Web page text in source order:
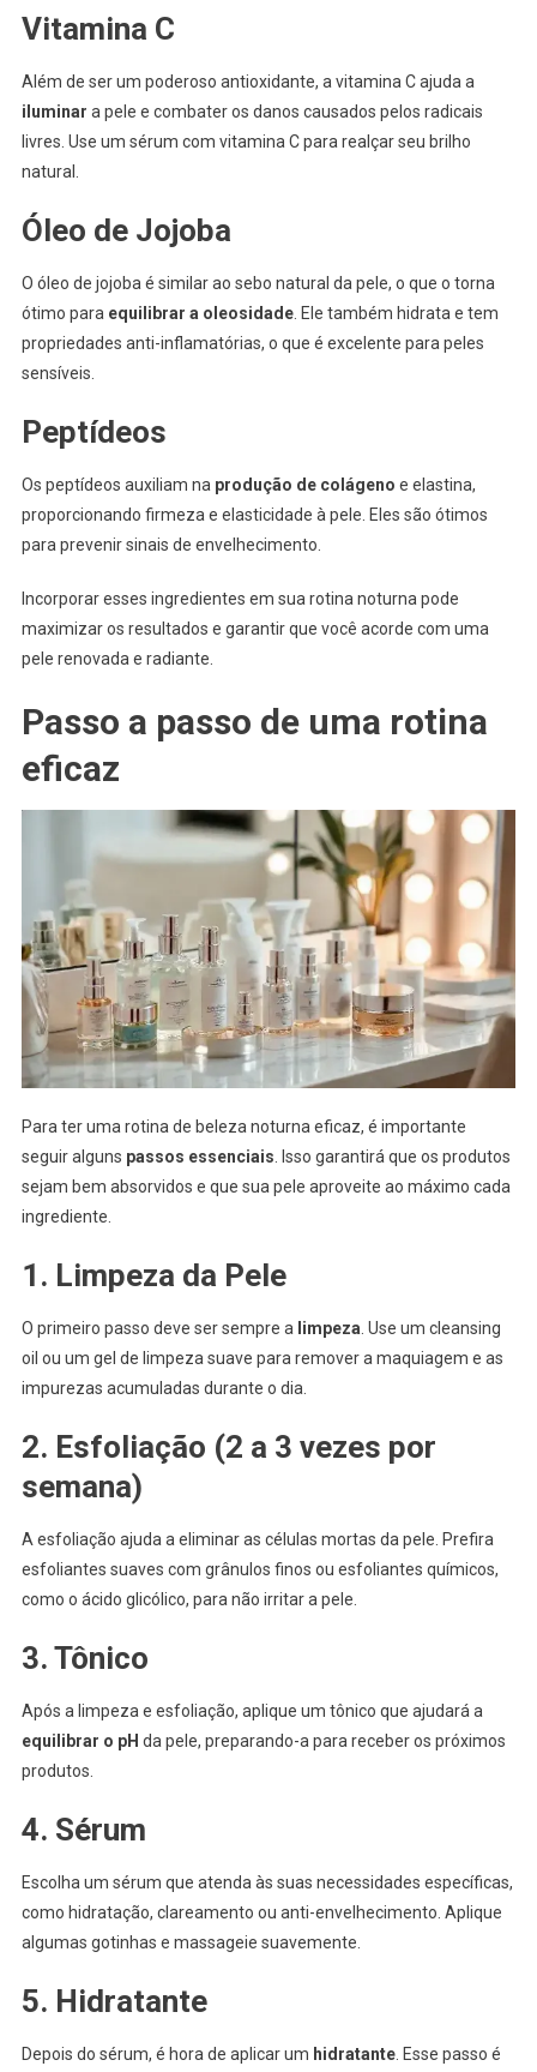
Vitamina C
Além de ser um poderoso antioxidante, a vitamina C ajuda a
iluminar a pele e combater os danos causados pelos radicais
livres. Use um sérum com vitamina C para realçar seu brilho
natural.
Óleo de Jojoba
O óleo de jojoba é similar ao sebo natural da pele, o que o torna
ótimo para equilibrar a oleosidade. Ele também hidrata e tem
propriedades anti-inflamatórias, o que é excelente para peles
sensíveis.
Peptídeos
Os peptídeos auxiliam na produção de colágeno e elastina,
proporcionando firmeza e elasticidade à pele. Eles são ótimos
para prevenir sinais de envelhecimento.
Incorporar esses ingredientes em sua rotina noturna pode
maximizar os resultados e garantir que você acorde com uma
pele renovada e radiante.
Passo a passo de uma rotina
eficaz
Para ter uma rotina de beleza noturna eficaz, é importante
seguir alguns passos essenciais . Isso garantirá que os produtos
sejam bem absorvidos e que sua pele aproveite ao máximo cada
ingrediente.
1. Limpeza da Pele
O primeiro passo deve ser sempre a limpeza . Use um cleansing
oil ou um gel de limpeza suave para remover a maquiagem e as
impurezas acumuladas durante o dia.
2. Esfoliação (2 a 3 vezes por
semana)
A esfoliação ajuda a eliminar as células mortas da pele. Prefira
esfoliantes suaves com grânulos finos ou esfoliantes químicos,
como o ácido glicólico, para não irritar a pele.
3. Tônico
Após a limpeza e esfoliação, aplique um tônico que ajudará a
equilibrar o pH da pele, preparando-a para receber os próximos
produtos.
4. Sérum
Escolha um sérum que atenda às suas necessidades específicas,
como hidratação, clareamento ou anti-envelhecimento. Aplique
algumas gotinhas e massageie suavemente.
5. Hidratante
Depois do sérum, é hora de aplicar um hidratante. Esse passo é